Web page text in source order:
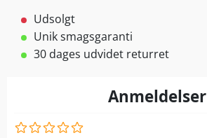
Udsolgt
Unik smagsgaranti
30 dages udvidet returret
Anmeldelser